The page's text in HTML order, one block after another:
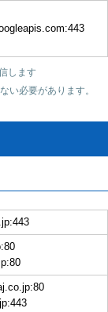
します
い必要があります。